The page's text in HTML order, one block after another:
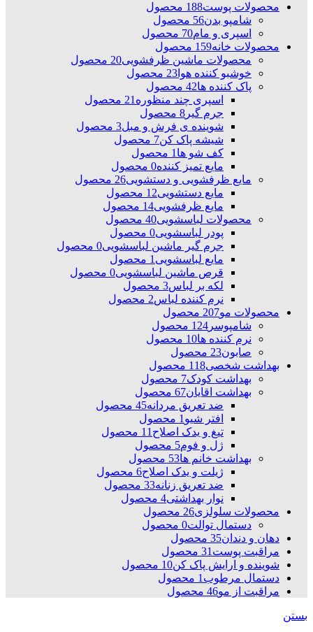
محصولات پوست188 محصول
شامپو بدن56 محصول
اسپری و مام70 محصول
محصولات خانه159 محصول
محصولات ماشین ظرفشویی20 محصول
خوشبو کننده هوا 23 محصول
پاک کننده ها42 محصول
اسپری چند منظوره21 محصول
جرم گیر 8 محصول
شوینده ی فرش و مبل3 محصول
شیشه پاک کن7 محصول
کف شو ها1 محصول
مایع تمیز کننده0 محصول
مایع ظرفشویی و دستشویی26 محصول
مایع دستشویی12 محصول
مایع ظرفشویی14 محصول
محصولات لباسشویی40 محصول
پودر لباسشویی0 محصول
جرم گیر ماشین لباسشویی0 محصول
مایع لباسشویی1 محصول
قرص ماشین لباسشویی0 محصول
لکه بر لباس3 محصول
نرم کننده لباس2 محصول
محصولات مو207 محصول
شامپوسر 124 محصول
نرم کننده ها10 محصول
صابون23 محصول
بهداشت شخصی118 محصول
بهداشت کودک7 محصول
بهداشت اقایان67 محصول
ضد تعریق مردانه45 محصول
افتر شیو1 محصول
تیغ و یدک اصلاح11 محصول
ژل و فوم5 محصول
بهداشت خانم ها53 محصول
ژیلت و یدک اصلاح6 محصول
ضد تعریق زنانه33 محصول
نوار بهداشتی4 محصول
محصولات سلولزی26 محصول
دستمال توالت0 محصول
دهان و دندان35 محصول
مراقبت پوست31 محصول
شوینده و ارایش پاک کن10 محصول
دستمال مرطوب1 محصول
مراقبت از مو46 محصول
بستن